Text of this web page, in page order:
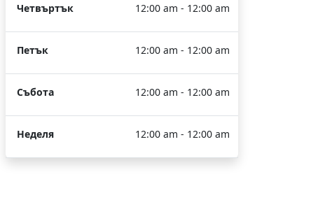
Четвъртък 12:00 am - 12:00 am
Петък 12:00 am - 12:00 am
Събота 12:00 am - 12:00 am
Неделя 12:00 am - 12:00 am